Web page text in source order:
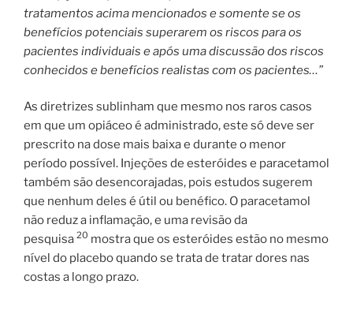
tratamentos acima mencionados e somente se os
benefícios potenciais superarem os riscos para os
pacientes individuais e após uma discussão dos riscos
conhecidos e benefícios realistas com os pacientes…”
As diretrizes sublinham que mesmo nos raros casos
em que um opiáceo é administrado, este só deve ser
prescrito na dose mais baixa e durante o menor
período possível. Injeções de esteróides e paracetamol
também são desencorajadas, pois estudos sugerem
que nenhum deles é útil ou benéfico. O paracetamol
não reduz a inflamação, e uma revisão da
pesquisa 20 mostra que os esteróides estão no mesmo
nível do placebo quando se trata de tratar dores nas
costas a longo prazo.